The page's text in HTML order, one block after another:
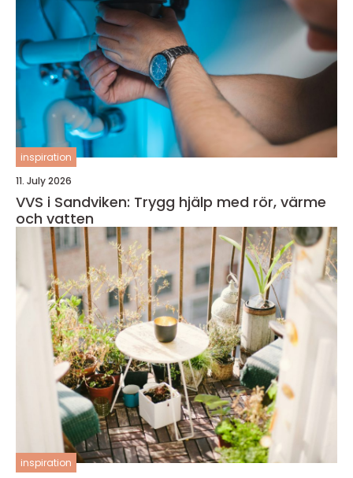
inspiration
11. July 2026
VVS i Sandviken: Trygg hjälp med rör, värme
och vatten
inspiration